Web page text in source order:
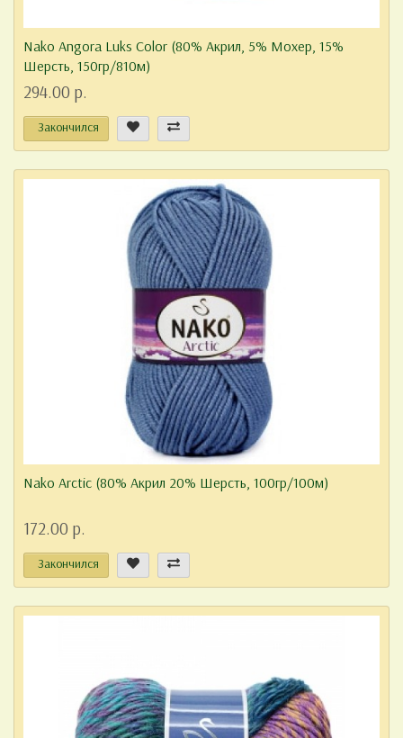
Nako Angora Luks Color (80% Акрил, 5% Мохер, 15%
Шерсть, 150гр/810м)
294.00 р.
Закончился
Nako Arctic (80% Акрил 20% Шерсть, 100гр/100м)
172.00 р.
Закончился